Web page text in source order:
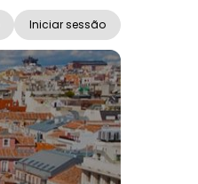
Iniciar sessão